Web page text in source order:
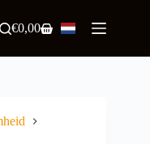
Winkelwagen
€0,00